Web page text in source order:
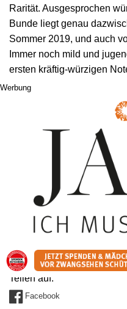
Rarität. Ausgesprochen
Bunde liegt genau
Sommer 2019, und auch
Immer noch mild und
ersten kräftig-würzigen
Geplant ist Alma’s Pop-
Jänner. Es könnte aber
bleiben. Das hängt ganz
Wienern ab. Und von ihrer
Käsliebe
Lerchenfelder Str. 85–89
1070 Wien
Mo bis Sa, 10 bis 19 Uhr
kaesliebe.at
Teilen auf:
Facebook
Werbung